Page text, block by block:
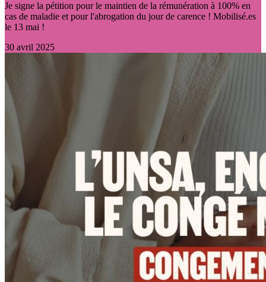
Je signe la pétition pour le maintien de la rémunération à 100% en
cas de maladie et pour l'abrogation du jour de carence ! Mobilisé.es
le 13 mai !
30 avril 2025